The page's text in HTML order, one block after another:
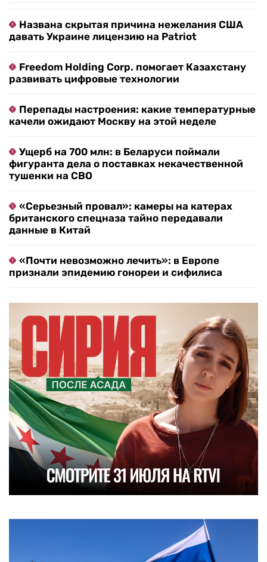
Названа скрытая причина нежелания США
давать Украине лицензию на Patriot
Freedom Holding Corp. помогает Казахстану
развивать цифровые технологии
Перепады настроения: какие температурные
качели ожидают Москву на этой неделе
Ущерб на 700 млн: в Беларуси поймали
фигуранта дела о поставках некачественной
тушенки на СВО
«Серьезный провал»: камеры на катерах
британского спецназа тайно передавали
данные в Китай
«Почти невозможно лечить»: в Европе
признали эпидемию гонореи и сифилиса